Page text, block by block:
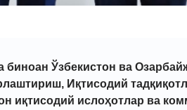
Ўзбекистон ва
Иқтисодий
иқтисодий ислоҳотлар ва